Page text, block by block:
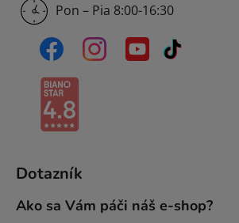
Pon – Pia 8:00-16:30
Dotazník
Ako sa Vám páči náš e-shop?